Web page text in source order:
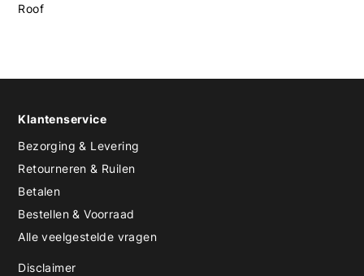
Roof
Klantenservice
Bezorging & Levering
Retourneren & Ruilen
Betalen
Bestellen & Voorraad
Alle veelgestelde vragen
Disclaimer